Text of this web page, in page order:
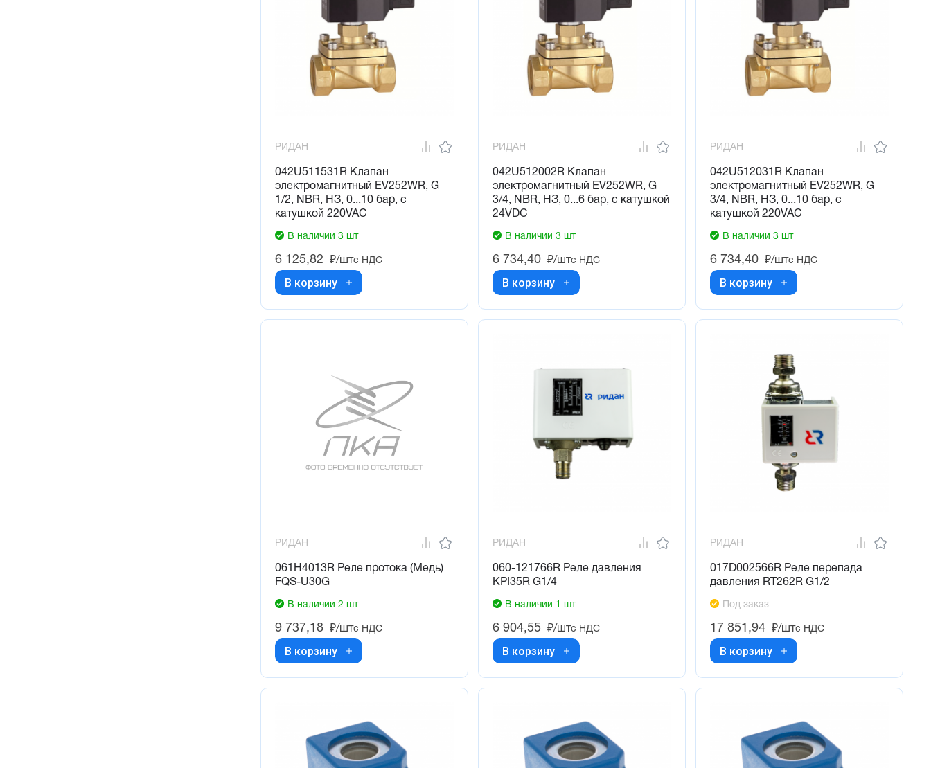
РИДАН
042U511531R Клапан
электромагнитный EV252WR, G
1/2, NBR, НЗ, 0...10 бар, с
катушкой 220VAC
В наличии 3 шт
6 125,82 ₽/штс НДС
В корзину
РИДАН
042U512002R Клапан
электромагнитный EV252WR, G
3/4, NBR, НЗ, 0...6 бар, с катушкой
24VDC
В наличии 3 шт
6 734,40 ₽/штс НДС
В корзину
РИДАН
042U512031R Клапан
электромагнитный EV252WR, G
3/4, NBR, НЗ, 0...10 бар, с
катушкой 220VAC
В наличии 3 шт
6 734,40 ₽/штс НДС
В корзину
РИДАН
061H4013R Реле протока (Медь)
FQS-U30G
В наличии 2 шт
9 737,18 ₽/штс НДС
В корзину
РИДАН
060-121766R Реле давления
KPI35R G1/4
В наличии 1 шт
6 904,55 ₽/штс НДС
В корзину
РИДАН
017D002566R Реле перепада
давления RT262R G1/2
Под заказ
17 851,94 ₽/штс НДС
В корзину